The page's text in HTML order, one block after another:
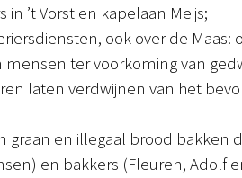
in ’t Vorst en kapelaan Meijs;
ook over de Maas:
mensen ter voorkoming van
laten verdwijnen van het
graan en illegaal brood bakken
en bakkers (Fleuren, Adolf